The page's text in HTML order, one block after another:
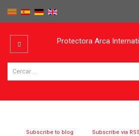
Protectora Arca
Subscribe to blog Subscribe via RSS